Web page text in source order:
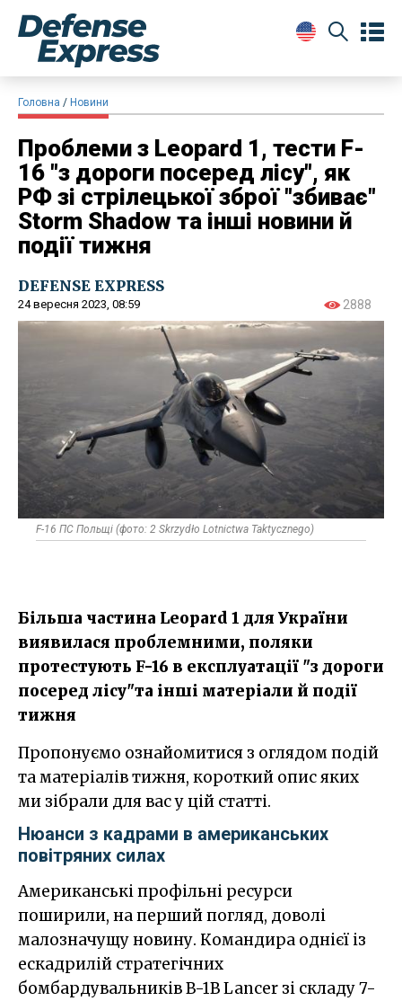
Головна Новини
Проблеми з Leopard 1, тести F-
16 "з дороги посеред лісу", як
РФ зі стрілецької зброї "збиває"
Storm Shadow та інші новини й
події тижня
DEFENSE EXPRESS
24 вересня 2023, 08:59 2888
F-16 ПС Польщі (фото: 2 Skrzydło Lotnictwa Taktycznego)
Більша частина Leopard 1 для України
виявилася проблемними, поляки
протестують F-16 в експлуатації "з дороги
посеред лісу"та інші матеріали й події
тижня
Пропонуємо ознайомитися з оглядом подій
та матеріалів тижня, короткий опис яких
ми зібрали для вас у цій статті.
Нюанси з кадрами в американських
повітряних силах
Американські профільні ресурси
поширили, на перший погляд, доволі
малозначущу новину. Командира однієї із
ескадрилій стратегічних
бомбардувальників B-1B Lancer зі складу 7-